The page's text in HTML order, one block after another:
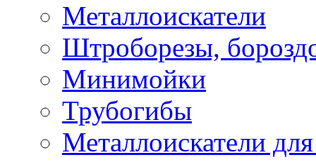
Металлоискатели
Штроборезы,
Минимойки
Трубогибы
Металлоискатели